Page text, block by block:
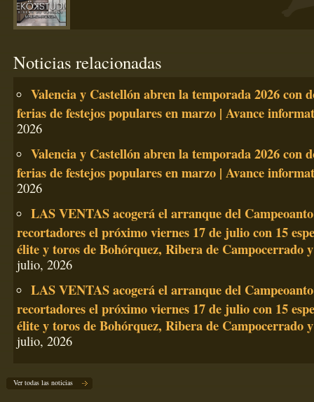
Noticias relacionadas
Valencia y Castellón abren la temporada 2026 con
ferias de festejos populares en marzo | Avance
2026
Valencia y Castellón abren la temporada 2026 con
ferias de festejos populares en marzo | Avance
2026
LAS VENTAS acogerá el arranque del
recortadores el próximo viernes 17 de julio con 15
élite y toros de Bohórquez, Ribera de Campocerrado
julio, 2026
LAS VENTAS acogerá el arranque del
recortadores el próximo viernes 17 de julio con 15
élite y toros de Bohórquez, Ribera de Campocerrado
julio, 2026
Ver todas las noticias